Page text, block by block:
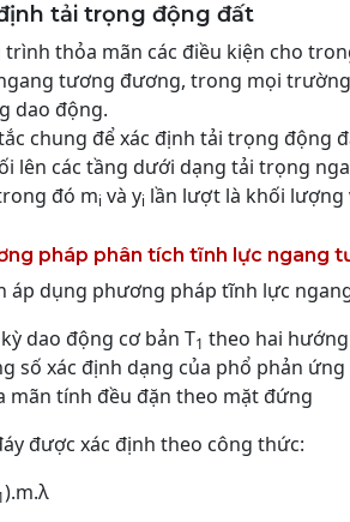
tải trọng động đất
trình thỏa mãn các điều kiện cho
tương đương, trong mọi
dao động.
chung để xác định tải trọng động
lên các tầng dưới dạng tải trọng
đó mi và yi lần lượt là khối lượng
pháp phân tích tĩnh lực ngang
áp dụng phương pháp tĩnh lực
dao động cơ bản T1 theo hai
số xác định dạng của phổ phản ứng
mãn tính đều đặn theo mặt đứng
được xác định theo công thức:
).m.λ